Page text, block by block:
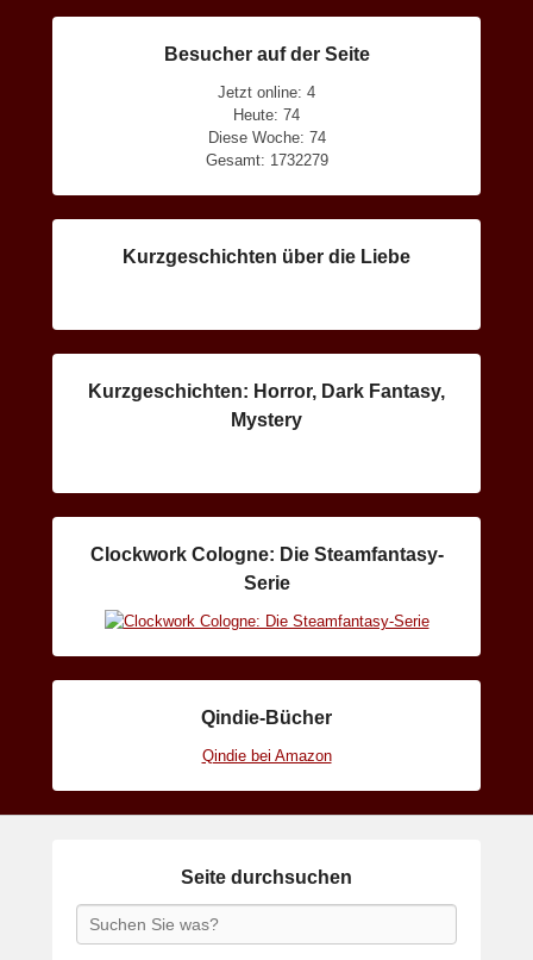
Besucher auf der Seite
Jetzt online: 4
Heute: 74
Diese Woche: 74
Gesamt: 1732279
Kurzgeschichten über die Liebe
Kurzgeschichten: Horror, Dark Fantasy,
Mystery
Clockwork Cologne: Die Steamfantasy-
Serie
Qindie-Bücher
Qindie bei Amazon
Seite durchsuchen
Search